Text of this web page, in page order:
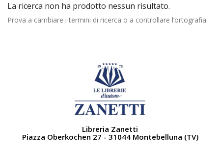
La ricerca non ha prodotto nessun risultato.
Prova a cambiare i termini di ricerca o a controllare l’ortografia.
Libreria Zanetti
Piazza Oberkochen 27 - 31044 Montebelluna (TV)